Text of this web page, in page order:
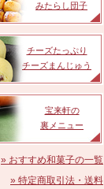
みたらし団子
チーズたっぷり
チーズまんじゅう
宝来軒の
裏メニュー
» おすすめ和菓子の一覧
» 特定商取引法・送料